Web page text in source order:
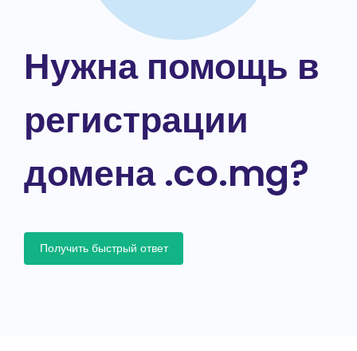
Нужна помощь в
регистрации
домена .co.mg?
Получить быстрый ответ